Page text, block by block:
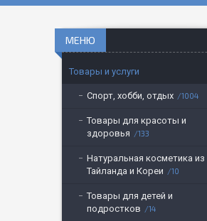
Товары и услуги
Спорт, хобби, отдых 1004
Товары для красоты и
здоровья
133
Натуральная косметика из
Тайланда и Кореи
10
Товары для детей и
подростков
14